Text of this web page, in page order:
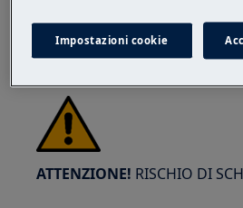
lavori di manutenzione o
coinvolgono molle.
ATTENZIONE! RISCHIO DI
Impostazioni cookie